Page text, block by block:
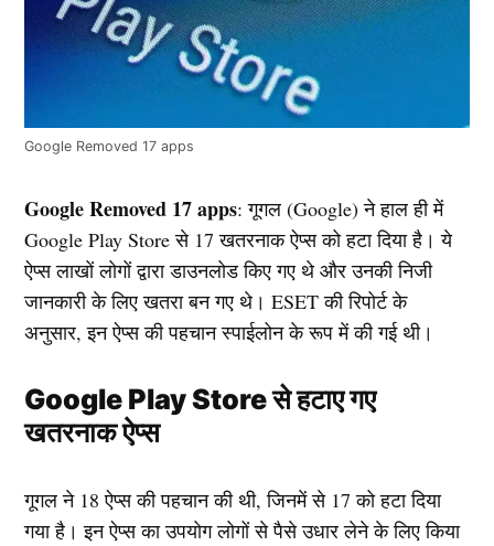
Google Removed 17 apps
Google Removed 17 apps: गूगल (Google) ने हाल ही में
Google Play Store से 17 खतरनाक ऐप्स को हटा दिया है। ये
ऐप्स लाखों लोगों द्वारा डाउनलोड किए गए थे और उनकी निजी
जानकारी के लिए खतरा बन गए थे। ESET की रिपोर्ट के
अनुसार, इन ऐप्स की पहचान स्पाईलोन के रूप में की गई थी।
Google Play Store से हटाए गए
खतरनाक ऐप्स
गूगल ने 18 ऐप्स की पहचान की थी, जिनमें से 17 को हटा दिया
गया है। इन ऐप्स का उपयोग लोगों से पैसे उधार लेने के लिए किया